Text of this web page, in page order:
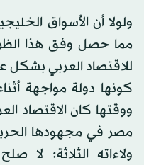
ولولا أن الأسواق
مما حصل وفق هذا
للاقتصاد العربي
كونها دولة مواجهة
ووقتها كان الاقتصاد
مصر في مجهودها
ولاءاته الثلاثة: لا